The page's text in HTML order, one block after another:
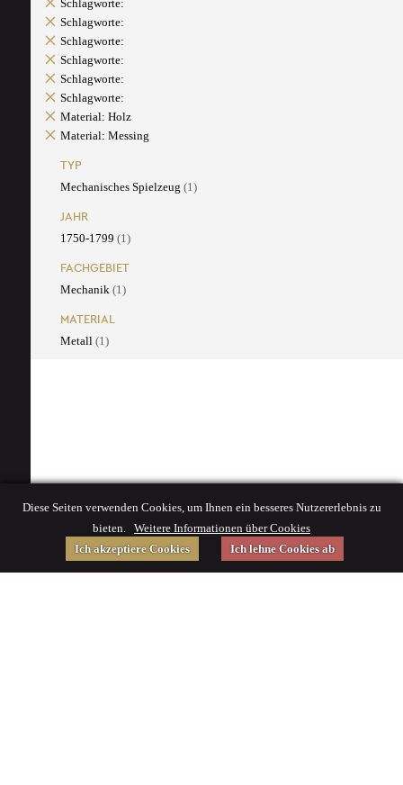
Schlagworte:
Schlagworte:
Schlagworte:
Schlagworte:
Schlagworte:
Schlagworte:
Material: Holz
Material: Messing
TYP
Mechanisches Spielzeug (1)
JAHR
1750-1799 (1)
FACHGEBIET
Mechanik (1)
MATERIAL
Metall (1)
Diese Seiten verwenden Cookies, um Ihnen ein besseres Nutzererlebnis zu
bieten. Weitere Informationen über Cookies
Ich akzeptiere Cookies
Ich lehne Cookies ab